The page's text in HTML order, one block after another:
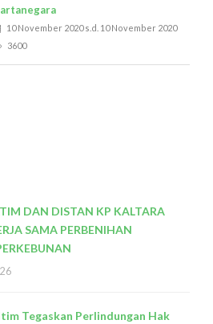
10 November 2020 s.d. 10 November 2020
3600
DAN DISTAN KP KALTARA
SAMA PERBENIHAN
Tegaskan Perlindungan Hak